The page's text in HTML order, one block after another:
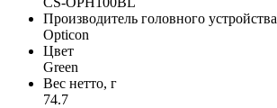
Производитель головного устройства
Opticon
Цвет
Green
Вес нетто, г
74.7